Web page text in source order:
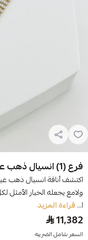
فرع (1) انسيال ذهب عيار 18 وزن 15.86 جرام
ولامع يجعله الخيار
ا...قراءة المزيد
11,382
السعر شامل الضريبه